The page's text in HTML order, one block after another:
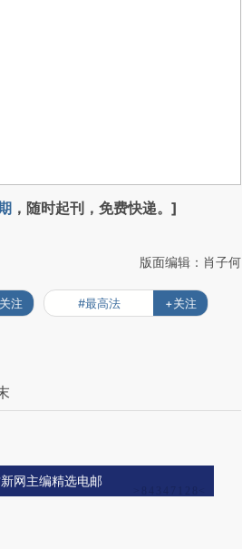
，随时起刊，免费快递。]
版面编辑：肖子何
注 #最高法 +关注
网主编精选电邮